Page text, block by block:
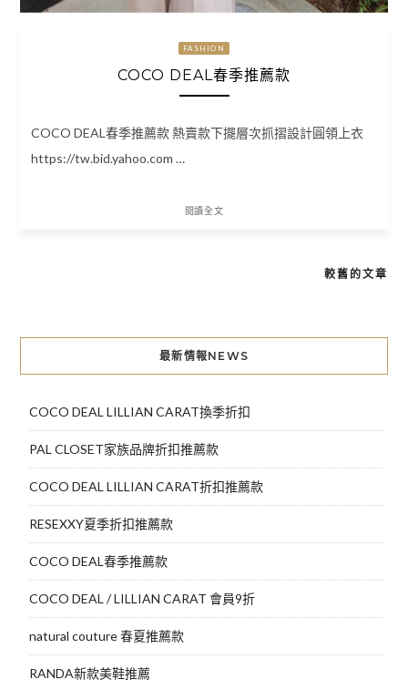
FASHION
COCO DEAL春季推薦款
COCO DEAL春季推薦款 熱賣款下擺層次抓摺設計圓領上衣
https://tw.bid.yahoo.com …
閱讀全文
導
覽
較舊的文章
最新情報NEWS
COCO DEAL LILLIAN CARAT換季折扣
PAL CLOSET家族品牌折扣推薦款
COCO DEAL LILLIAN CARAT折扣推薦款
RESEXXY夏季折扣推薦款
COCO DEAL春季推薦款
COCO DEAL / LILLIAN CARAT 會員9折
natural couture 春夏推薦款
RANDA新款美鞋推薦